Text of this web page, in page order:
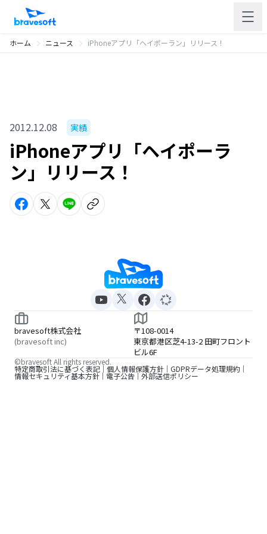
ホーム ニュース iPhoneアプリ「ヘイポーラン」リリース！
2012.12.08 実績
iPhoneアプリ「ヘイポーラ
ン」リリース！
bravesoft株式会社
(bravesoft inc)
〒108-0014
東京都港区芝4-13-2 田町フロント
ビル6F
特定商取引法に基づく表記 個人情報保護方針 GDPRデータ処理規約
情報セキュリティ基本方針 電子公告 外部送信ポリシー
©bravesoft All rights reserved.